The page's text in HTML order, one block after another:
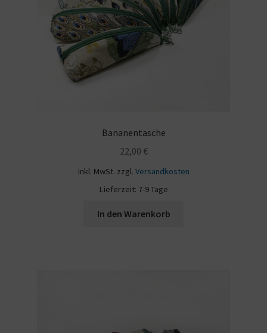
Bananentasche
22,00 €
inkl. MwSt. zzgl. Versandkosten
Lieferzeit: 7-9 Tage
In den Warenkorb